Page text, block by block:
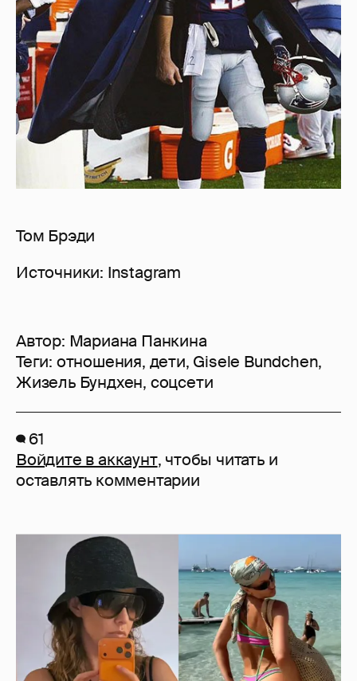
Том Брэди
Источники: Instagram
Автор: Мариана Панкина
Теги: отношения, дети, Gisele Bundchen,
Жизель Бундхен, соцсети
61
Войдите в аккаунт, чтобы читать и
оставлять комментарии